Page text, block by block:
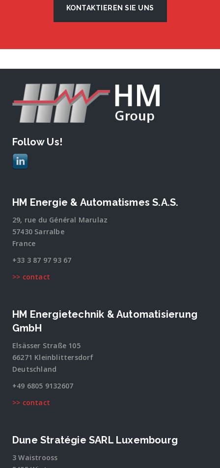
KONTAKTIEREN SIE UNS
Follow Us!
HM Energie & Automatismes S.A.S.
29, rue du Général Marulaz
57430 Sarralbe
France
+33 3 87 97 93 67
>> contact
HM Energietechnik & Automatisierung
GmbH
Elsässer Straße 105
66271 Kleinblittersdorf
Deutschland
+49 6805 9132607
>> contact
Dune Stratégie SARL Luxembourg
3 Waistrooss